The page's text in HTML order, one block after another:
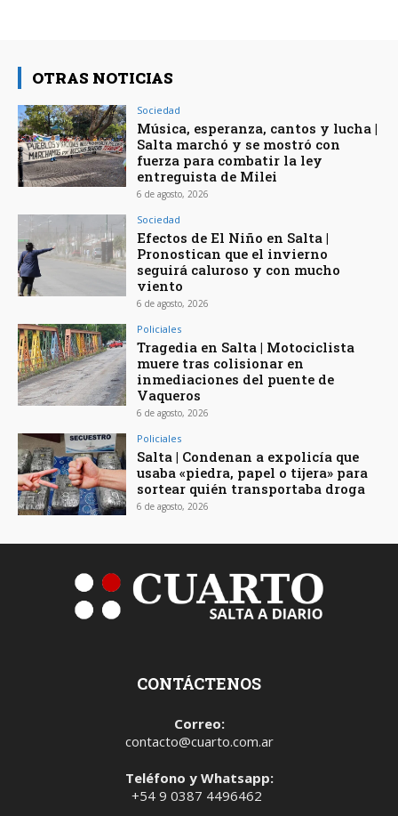
OTRAS NOTICIAS
Sociedad
Música, esperanza, cantos y lucha |
Salta marchó y se mostró con
fuerza para combatir la ley
entreguista de Milei
6 de agosto, 2026
Sociedad
Efectos de El Niño en Salta |
Pronostican que el invierno
seguirá caluroso y con mucho
viento
6 de agosto, 2026
Policiales
Tragedia en Salta | Motociclista
muere tras colisionar en
inmediaciones del puente de
Vaqueros
6 de agosto, 2026
Policiales
Salta | Condenan a expolicía que
usaba «piedra, papel o tijera» para
sortear quién transportaba droga
6 de agosto, 2026
CONTÁCTENOS
Correo:
contacto@cuarto.com.ar
Teléfono y Whatsapp:
+54 9 0387 4496462